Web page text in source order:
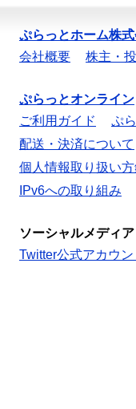
ぷらっとホーム株
会社概要
株主・
ぷらっとオンライン
ご利用ガイド
ぷ
配送・決済について
個人情報取り扱い
IPv6への取り組み
ソーシャルメディア
Twitter公式アカウン